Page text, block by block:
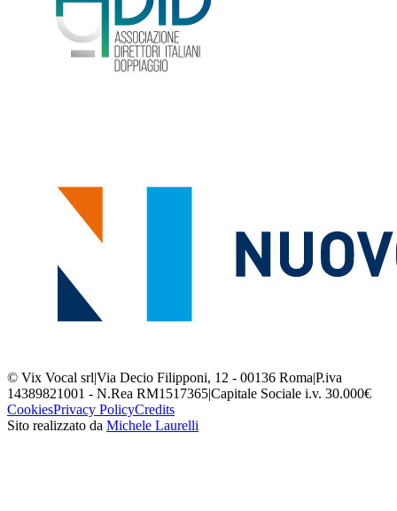
© Vix Vocal srl|Via Decio Filipponi, 12 - 00136 Roma|P.iva
14389821001 - N.Rea RM1517365|Capitale Sociale i.v. 30.000€
CookiesPrivacy PolicyCredits
Sito realizzato da Michele Laurelli